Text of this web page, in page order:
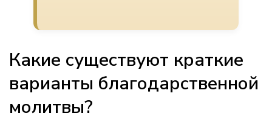
Какие существуют краткие
варианты благодарственной
молитвы?